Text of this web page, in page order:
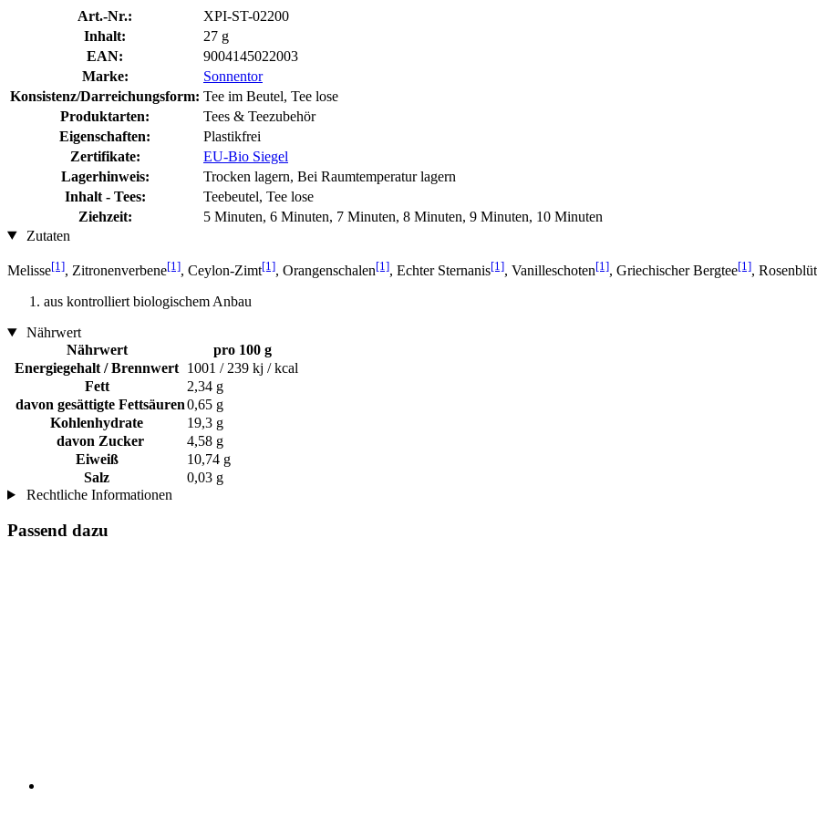
Art.-Nr.:
XPI-ST-02200
Inhalt:
27 g
EAN:
9004145022003
Marke:
Sonnentor
Konsistenz/Darreichungsform: Tee im Beutel, Tee lose
Produktarten:
Tees & Teezubehör
Eigenschaften:
Plastikfrei
Zertifikate:
EU-Bio Siegel
Lagerhinweis:
Trocken lagern, Bei Raumtemperatur lagern
Inhalt - Tees:
Teebeutel, Tee lose
Ziehzeit:
5 Minuten, 6 Minuten, 7 Minuten, 8 Minuten, 9 Minuten, 10 Minuten
Zutaten
Melisse[1], Zitronenverbene[1], Ceylon-Zimt[1], Orangenschalen[1], Echter Sternanis[1], Vanilleschoten[1], Griechischer Bergtee[1],
aus kontrolliert biologischem Anbau
Nährwert
Nährwert
pro 100 g
Energiegehalt / Brennwert 1001 / 239 kj / kcal
Fett
2,34 g
davon gesättigte Fettsäuren0,65 g
Kohlenhydrate
19,3 g
davon Zucker
4,58 g
Eiweiß
10,74 g
Salz
0,03 g
Rechtliche Informationen
Passend dazu